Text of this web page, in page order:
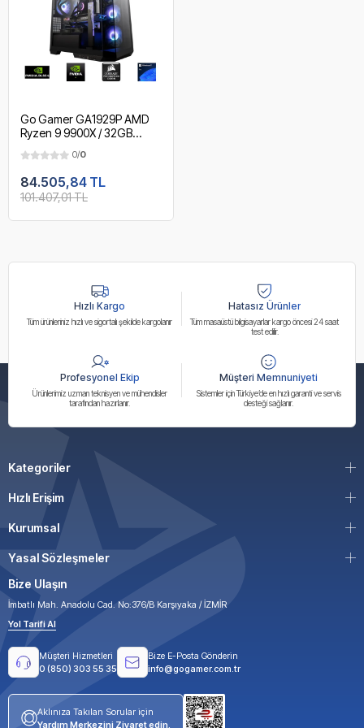
Go Gamer GA1929P AMD
Ryzen 9 9900X / 32GB
m.2 SSD / RTX 5060 /
240mm Sıvı Soğutma / AMD
Gaming Paket
0/0
84.505,84 TL
101.407,01 TL
Hızlı Kargo
Tüm ürünleriniz hızlı ve sigortalı şekilde kargolanır
Hatasız Ürünler
Tüm masaüstü bilgisayarlar kargo öncesi 24 saat
test edilir.
Profesyonel Ekip
Ürünlerimiz uzman teknisyen ve mühendisler
tarafından hazırlanır.
Müşteri Memnuniyeti
Sistemler için Türkiye’de en hızlı garanti ve servis
desteği sağlanır.
Kategoriler
Hızlı Erişim
Kurumsal
Yasal Sözleşmeler
Bize Ulaşın
İmbatlı Mah. Anadolu Cad. No:376/B Karşıyaka / İZMİR
Yol Tarifi Al
Müşteri Hizmetleri
0 (850) 303 55 35
Bize E-Posta Gönderin
info@gogamer.com.tr
Aklınıza Takılan Sorular için
Yardım Merkezini Ziyaret edin.